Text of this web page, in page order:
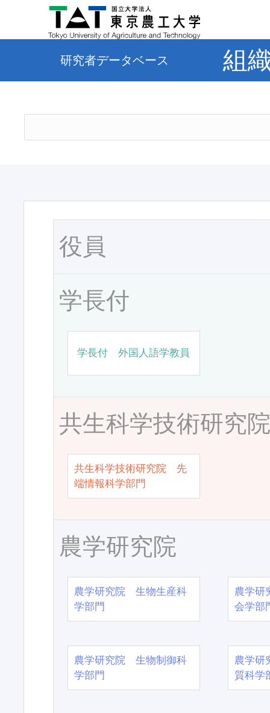
研究者データベース 組
役員
学長付
学長付 外国人語学教員
共生科学技術研究
共生科学技術研究院 先
端情報科学部門
農学研究院
農学研究院 生物生産科
学部門
農学
会学部
農学研究院 生物制御科
学部門
農学
質科学